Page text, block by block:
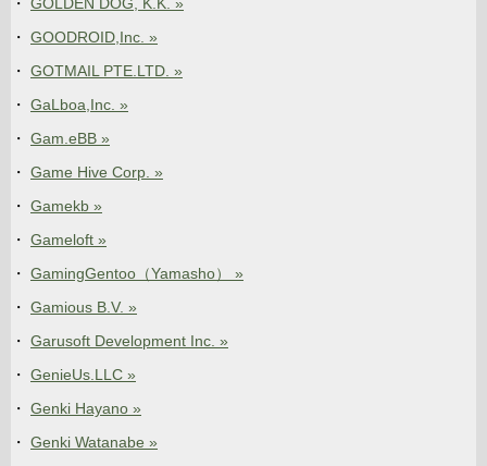
GOODROID,Inc. »
GOTMAIL PTE.LTD. »
GaLboa,Inc. »
Gam.eBB »
Game Hive Corp. »
Gamekb »
Gameloft »
GamingGentoo（Yamasho） »
Gamious B.V. »
Garusoft Development Inc. »
GenieUs.LLC »
Genki Hayano »
Genki Watanabe »